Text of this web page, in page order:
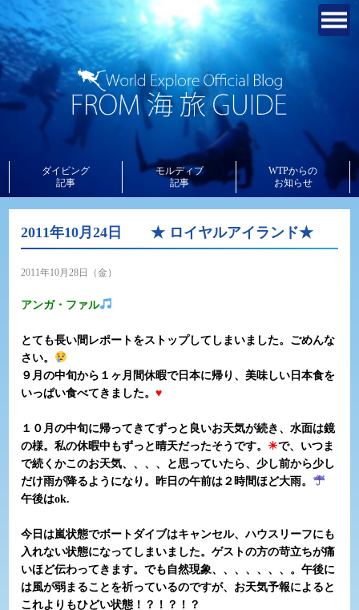
ダイビング
記事
モルディブ
記事
WTPからの
お知らせ
2011年10月24日 ★ ロイヤルアイランド★
2011年10月28日（金）
アンガ・ファル
とても長い間レポートをストップしてしまいました。ごめんな
さい。
９月の中旬から１ヶ月間休暇で日本に帰り、美味しい日本食を
いっぱい食べてきました。♥
１０月の中旬に帰ってきてずっと良いお天気が続き、水面は鏡
の様。私の休暇中もずっと晴天だったそうです。 ☀で、いつま
で続くかこのお天気、、、、と思っていたら、少し前から少し
だけ雨が降るようになり。昨日の午前は２時間ほど大雨。
午後はok.
今日は嵐状態でボートダイブはキャンセル、ハウスリーフにも
入れない状態になってしまいました。ゲストの方の苛立ちが痛
いほど伝わってきます。でも自然現象、、、、、、、。午後に
は風が弱まることを祈っているのですが、お天気予報によると
これよりもひどい状態！？！？！？